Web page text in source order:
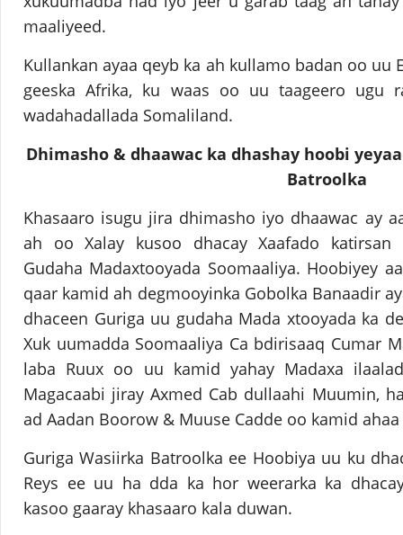
maaliyeed.
Kullankan ayaa qeyb ka ah kullamo badan oo uu
geeska Afrika, ku waas oo uu taageero ugu
wadahadallada Somaliland.
Dhimasho & dhaawac ka dhashay hoobi
Batroolka
Khasaaro isugu jira dhimasho iyo dhaawac ay
ah oo Xalay kusoo dhacay Xaafado katirsan
Gudaha Madaxtooyada Soomaaliya. Hoobiyey
qaar kamid ah degmooyinka Gobolka Banaadir
dhaceen Guriga uu gudaha Mada xtooyada ka
Xuk uumadda Soomaaliya Ca bdirisaaq Cumar
laba Ruux oo uu kamid yahay Madaxa
Magacaabi jiray Axmed Cab dullaahi Muumin,
ad Aadan Boorow & Muuse Cadde oo kamid
Guriga Wasiirka Batroolka ee Hoobiya uu ku
Reys ee uu ha dda ka hor weerarka ka
kasoo gaaray khasaaro kala duwan.